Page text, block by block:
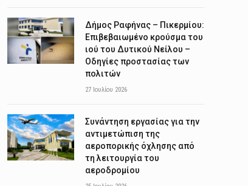
Δήμος Ραφήνας – Πικερμίου:
Επιβεβαιωμένο κρούσμα του
ιού του Δυτικού Νείλου –
Οδηγίες προστασίας των
πολιτών
27 Ιουλίου 2026
Συνάντηση εργασίας για την
αντιμετώπιση της
αεροπορικής όχλησης από
τη λειτουργία του
αεροδρομίου